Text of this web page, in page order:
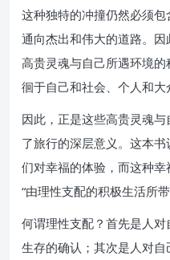
这种独特的冲撞仍然必须
通向杰出和伟大的道路。
高贵灵魂与自己所遇环境
徊于自己和社会、个人和大
因此，正是这些高贵灵魂
了旅行的深层意义。这本
们对幸福的体验，而这种
“由理性支配的积极生活所带
何谓理性支配？首先是人
生存的确认；其次是人对